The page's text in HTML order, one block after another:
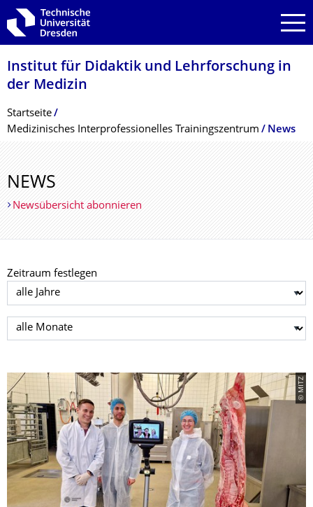
Zur Hauptnavigation springen
Zur Suche springen
Zum Inhalt springen
Institut für Didaktik und Lehrforschung in
der Medizin
Breadcrumb-Menü
Startseite
Medizinisches Interprofessionelles Trainingszentrum
News
NEWS
Newsübersicht abonnieren
Zeitraum festlegen
Jahr auswählen
Monat auswählen
© MITZ